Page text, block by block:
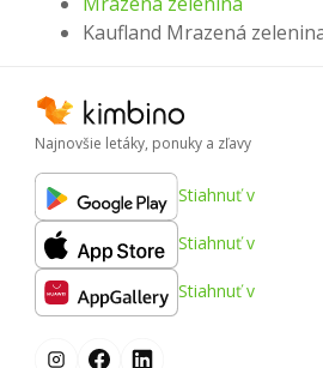
Kaufland Mrazená
Najnovšie letáky, ponuky a zľavy
Stiahnuť v
Stiahnuť v
Stiahnuť v